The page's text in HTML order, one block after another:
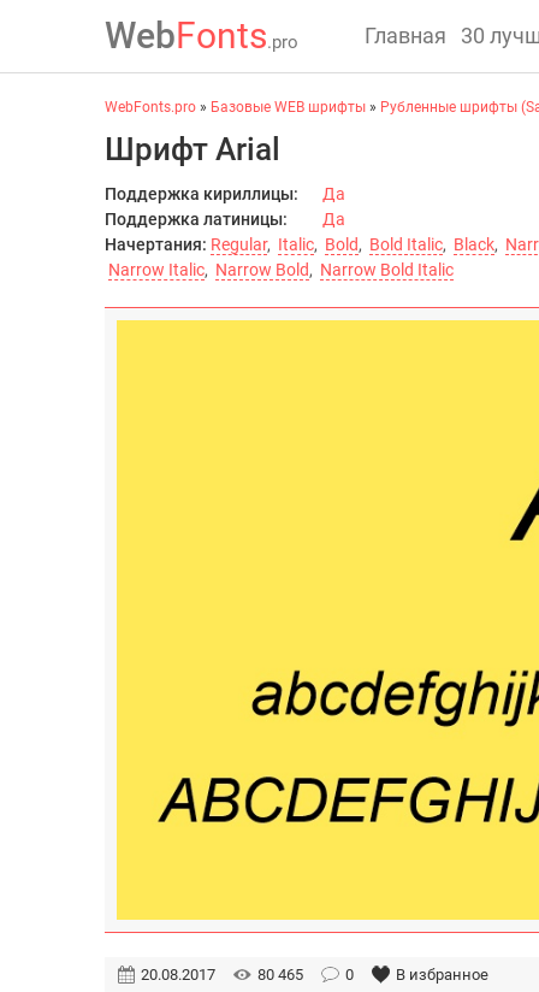
WebFonts.pro Главная 30
WebFonts.pro » Базовые WEB шрифты » Рубленные шрифты
Шрифт Arial
Поддержка кириллицы:
Да
Поддержка латиницы:
Да
Начертания: Regular, Italic, Bold, Bold Italic, Black,
Narrow Italic, Narrow Bold, Narrow Bold Italic
20.08.2017 80 465 0 В избранное